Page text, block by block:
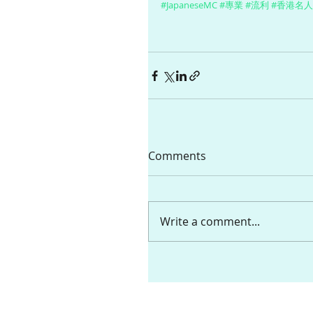
#JapaneseMC#專業 #流利 #香港名人
Comments
Write a comment...